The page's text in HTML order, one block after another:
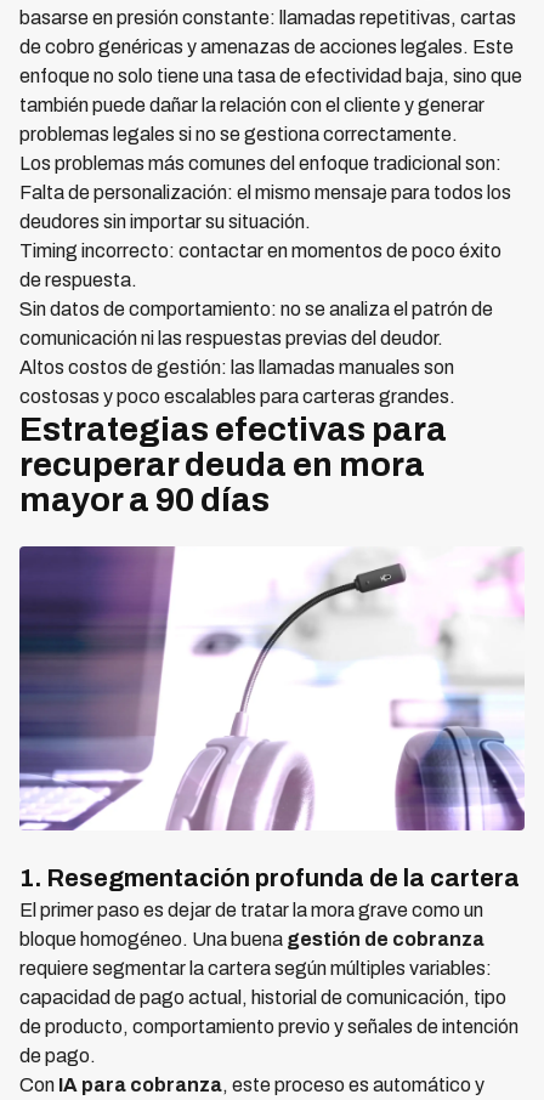
basarse en presión constante: llamadas repetitivas, cartas
de cobro genéricas y amenazas de acciones legales. Este
enfoque no solo tiene una tasa de efectividad baja, sino que
también puede dañar la relación con el cliente y generar
problemas legales si no se gestiona correctamente.
Los problemas más comunes del enfoque tradicional son:
Falta de personalización: el mismo mensaje para todos los
deudores sin importar su situación.
Timing incorrecto: contactar en momentos de poco éxito
de respuesta.
Sin datos de comportamiento: no se analiza el patrón de
comunicación ni las respuestas previas del deudor.
Altos costos de gestión: las llamadas manuales son
costosas y poco escalables para carteras grandes.
Estrategias efectivas para
recuperar deuda en mora
mayor a 90 días
1. Resegmentación profunda de la cartera
El primer paso es dejar de tratar la mora grave como un
bloque homogéneo. Una buena gestión de cobranza
requiere segmentar la cartera según múltiples variables:
capacidad de pago actual, historial de comunicación, tipo
de producto, comportamiento previo y señales de intención
de pago.
Con IA para cobranza, este proceso es automático y